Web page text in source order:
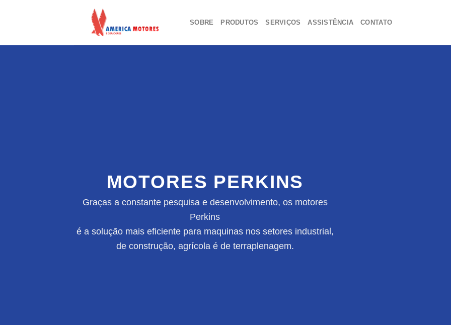
SOBRE PRODUTOS SERVIÇOS ASSISTÊNCIA CONTATO
MOTORES PERKINS
Graças a constante pesquisa e desenvolvimento, os motores
Perkins
é a solução mais eficiente para maquinas nos setores industrial,
de construção, agrícola é de terraplenagem.